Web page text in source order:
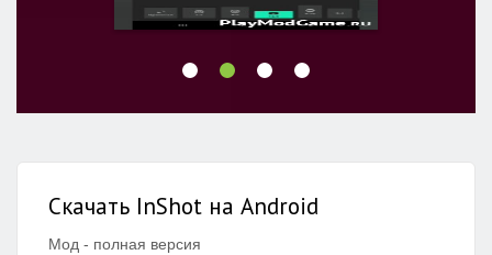
Скачать InShot на Android
Мод - полная версия